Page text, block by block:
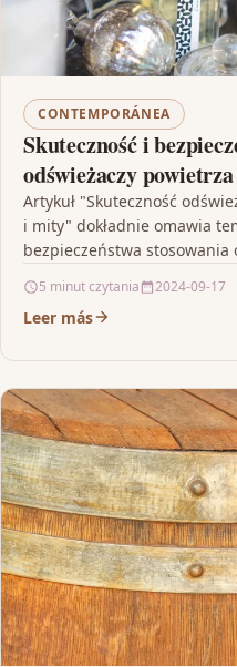
CONTEMPORÁNEA
Skuteczność i
odświeżaczy
Artykuł "Skuteczność
i mity" dokładnie omawia
bezpieczeństwa
5 minut czytania 2024-09-17
Leer más